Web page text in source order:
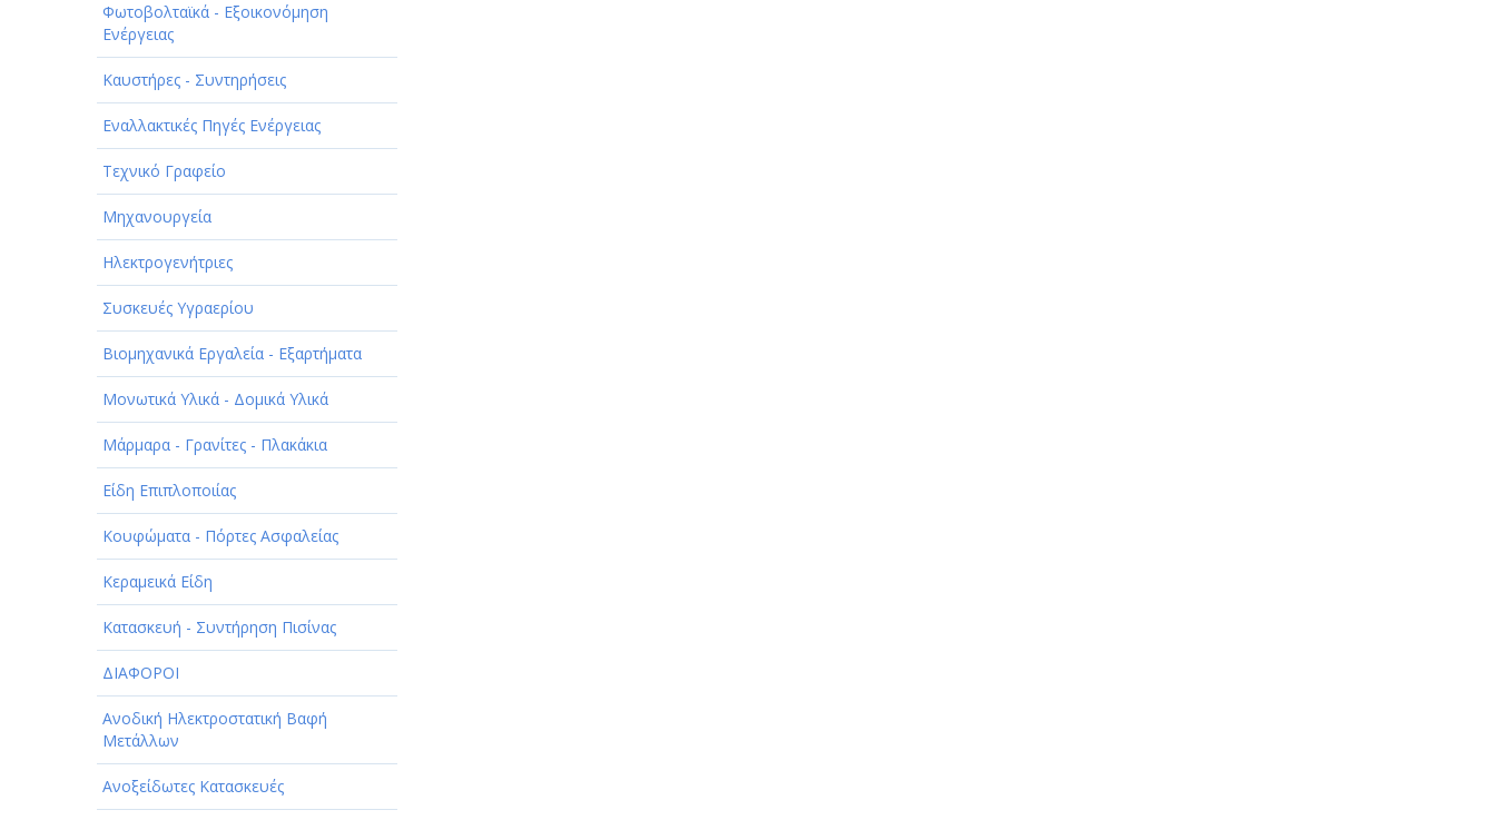
Φωτοβολταϊκά - Εξοικονόμηση
Ενέργειας
Καυστήρες - Συντηρήσεις
Εναλλακτικές Πηγές Ενέργειας
Τεχνικό Γραφείο
Μηχανουργεία
Ηλεκτρογενήτριες
Συσκευές Υγραερίου
Βιομηχανικά Εργαλεία - Εξαρτήματα
Μονωτικά Υλικά - Δομικά Υλικά
Μάρμαρα - Γρανίτες - Πλακάκια
Είδη Επιπλοποιίας
Κουφώματα - Πόρτες Ασφαλείας
Κεραμεικά Είδη
Κατασκευή - Συντήρηση Πισίνας
ΔΙΑΦΟΡΟΙ
Ανοδική Ηλεκτροστατική Βαφή
Μετάλλων
Ανοξείδωτες Κατασκευές